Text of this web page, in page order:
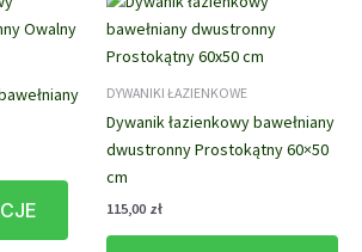
Ten
produkt
ma
DYWANIKI ŁAZIENKOWE
Dywanik łazienkowy bawełniany
dwustronny Prostokątny 60×50
cm
115,00 zł